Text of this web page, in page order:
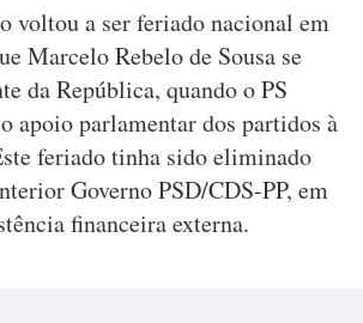
voltou a ser feriado nacional em
Marcelo Rebelo de Sousa se
da República, quando o PS
apoio parlamentar dos partidos à
feriado tinha sido eliminado
Governo PSD/CDS-PP, em
financeira externa.